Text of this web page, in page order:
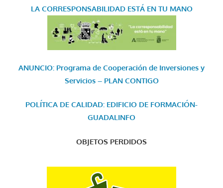
LA CORRESPONSABILIDAD ESTÁ EN TU MANO
ANUNCIO: Programa de Cooperación de Inversiones y
Servicios – PLAN CONTIGO
POLÍTICA DE CALIDAD: EDIFICIO DE FORMACIÓN-
GUADALINFO
OBJETOS PERDIDOS